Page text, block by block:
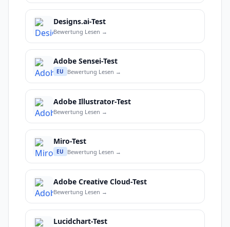
Designs.ai-Test
Bewertung Lesen →
Adobe Sensei-Test
EU Bewertung Lesen →
Adobe Illustrator-Test
Bewertung Lesen →
Miro-Test
EU Bewertung Lesen →
Adobe Creative Cloud-Test
Bewertung Lesen →
Lucidchart-Test